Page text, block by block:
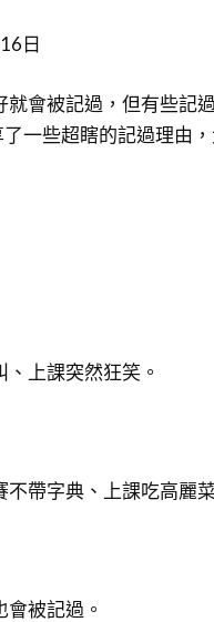
日
就會被記過，但有些記
一些超瞎的記過理由
上課突然狂笑。
帶字典、上課吃高麗
被記過。